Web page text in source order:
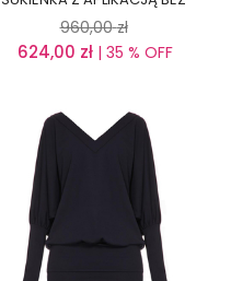
960,00 zł
624,00 zł | 35 % OFF